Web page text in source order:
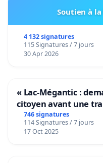
Soutien à
4 132 signatures
115 Signatures / 7 jours
30 Apr 2026
« Lac-Mégantic :
citoyen avant une
de notre territoire »
746 signatures
114 Signatures / 7 jours
17 Oct 2025